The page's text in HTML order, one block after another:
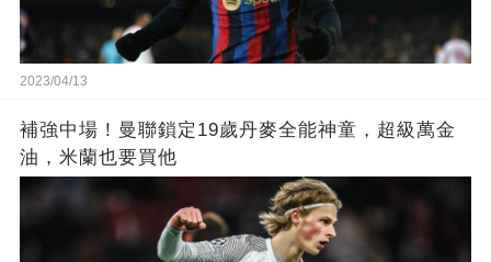
2023/04/13
補強中場！曼聯鎖定19歲丹麥全能神童，超級萬金
油，米蘭也要買他